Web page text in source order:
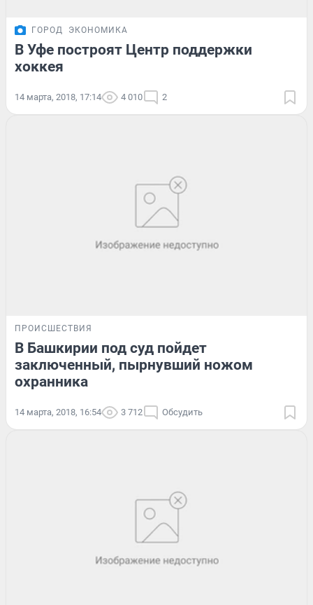
ГОРОД ЭКОНОМИКА
В Уфе построят Центр поддержки
хоккея
14 марта, 2018, 17:14 4 010 2
ПРОИСШЕСТВИЯ
В Башкирии под суд пойдет
заключенный, пырнувший ножом
охранника
14 марта, 2018, 16:54 3 712 Обсудить